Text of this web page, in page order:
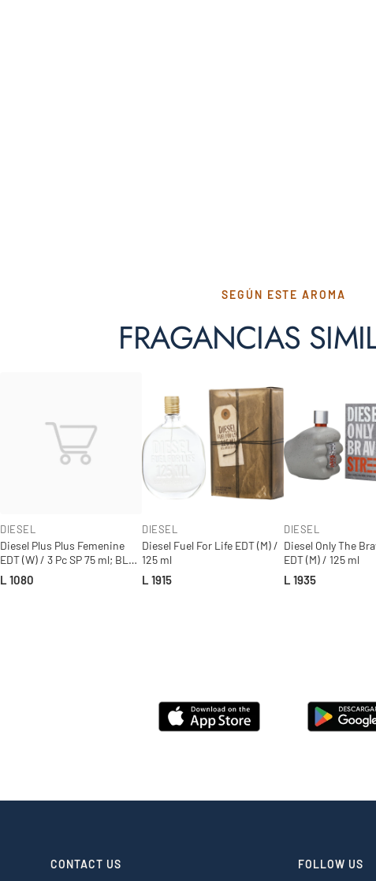
SEGÚN ESTE AROMA
FRAGANCIAS
DIESEL
Diesel Plus Plus Femenine
EDT (W) / 3 Pc SP 75 ml; BL
100 ml; SP 30 ml
L 1080
DIESEL
Diesel Fuel For Life EDT (M) /
125 ml
L 1915
DIESEL
Diesel Only The
EDT (M) / 125 ml
L 1935
CONTACT US FOLLOW US